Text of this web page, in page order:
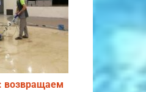
возвращаем